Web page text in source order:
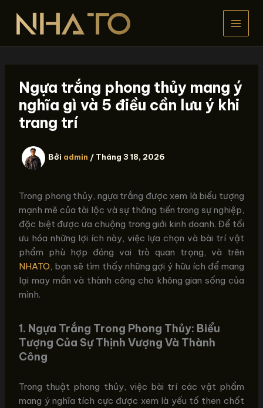
dung
Ngựa trắng phong thủy mang ý
nghĩa gì và 5 điều cần lưu ý khi
trang trí
Bởi admin / Tháng 3 18, 2026
Trong phong thủy, ngựa trắng được xem là biểu tượng
mạnh mẽ của tài lộc và sự thăng tiến trong sự nghiệp,
đặc biệt được ưa chuộng trong giới kinh doanh. Để tối
ưu hóa những lợi ích này, việc lựa chọn và bài trí vật
phẩm phù hợp đóng vai trò quan trọng, và trên
NHATO, bạn sẽ tìm thấy những gợi ý hữu ích để mang
lại may mắn và thành công cho không gian sống của
mình.
1. Ngựa Trắng Trong Phong Thủy: Biểu
Tượng Của Sự Thịnh Vượng Và Thành
Công
Trong thuật phong thủy, việc bài trí các vật phẩm
mang ý nghĩa tích cực được xem là yếu tố then chốt